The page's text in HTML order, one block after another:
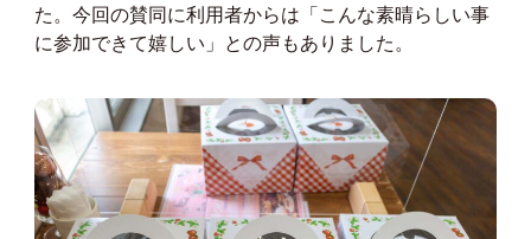
た。今回の賛同に利用者からは「こんな素晴らしい事
に参加できて嬉しい」との声もありました。